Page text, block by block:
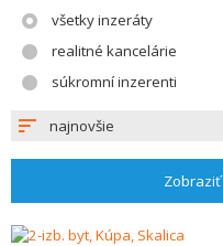
všetky inzeráty
realitné kancelárie
súkromní inzerenti
najnovšie
Zobraziť